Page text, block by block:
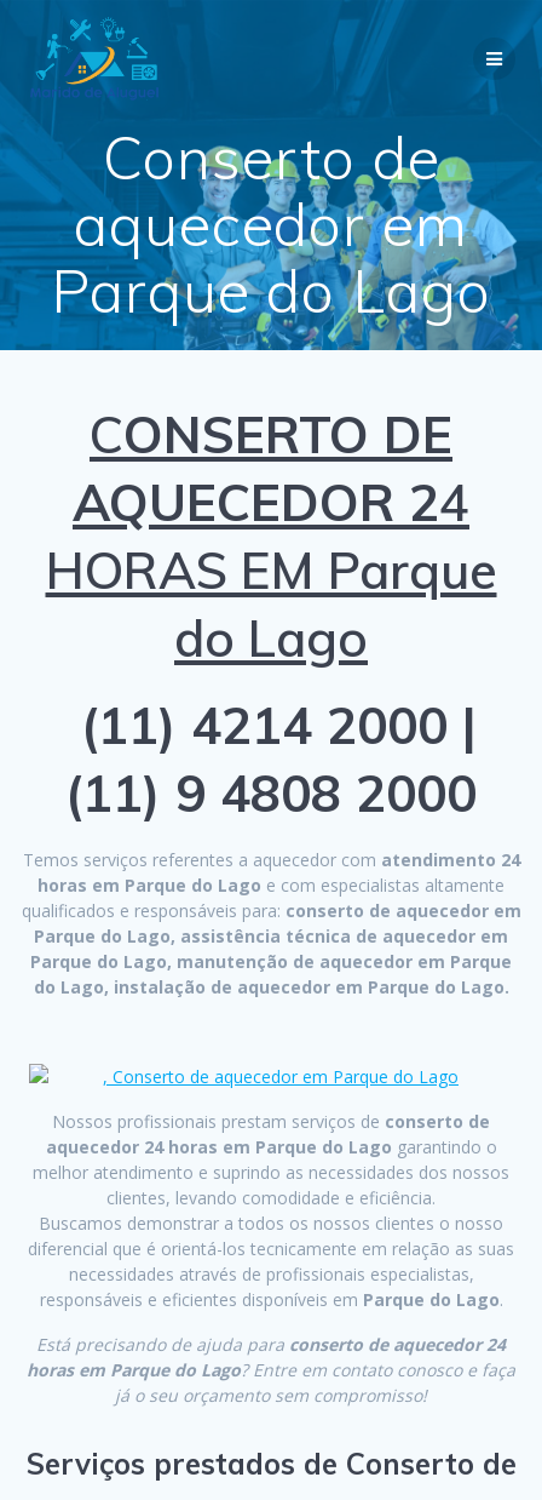
Conserto de
aquecedor em
Parque do Lago
CONSERTO DE
AQUECEDOR 24
HORAS EM Parque
do Lago
(11) 4214 2000 |
(11) 9 4808 2000
Temos serviços referentes a aquecedor com atendimento 24
horas em Parque do Lago e com especialistas altamente
qualificados e responsáveis para: conserto de aquecedor em
Parque do Lago, assistência técnica de aquecedor em
Parque do Lago, manutenção de aquecedor em Parque
do Lago, instalação de aquecedor em Parque do Lago.
Nossos profissionais prestam serviços de conserto de
aquecedor 24 horas em Parque do Lago garantindo o
melhor atendimento e suprindo as necessidades dos nossos
clientes, levando comodidade e eficiência.
Buscamos demonstrar a todos os nossos clientes o nosso
diferencial que é orientá-los tecnicamente em relação as suas
necessidades através de profissionais especialistas,
responsáveis e eficientes disponíveis em Parque do Lago.
Está precisando de ajuda para conserto de aquecedor 24
horas em Parque do Lago? Entre em contato conosco e faça
já o seu orçamento sem compromisso!
Serviços prestados de Conserto de